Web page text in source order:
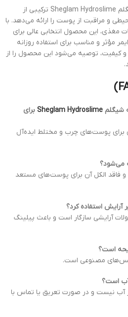
ژل پرایمر آبرسان 24 ساعته شیگلم Sheglam Hydroslime ترکیبی از
و مراقبت از پوست را ارائه می‌دهد. با
مغذی، این محصول انتخابی عالی برای
مؤثر و مناسب برای استفاده روزانه
و کیفیت، توصیه می‌شود این محصول را از
Sheglam Hydroslime برای
برای پوست‌های چرب و مختلط ایده‌آل
و فاقد الکل آن برای پوست‌های مستعد
آرایشی سازگار است و باعث پیلینگ
مصنوعی است.
آب نیست و در صورت تعریق یا تماس با